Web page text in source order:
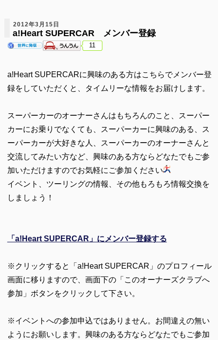
2012年3月15日
a!Heart SUPERCAR メンバー登録
11
a!Heart SUPERCARに興味のある方はこちらでメンバー登
録をしていただくと、タイムリーな情報をお届けします。
スーパーカーのオーナーさんはもちろんのこと、スーパー
カーにお乗りでなくても、スーパーカーに興味のある、ス
ーパーカーが大好きな人、スーパーカーのオーナーさんと
交流してみたい方など、興味のある方ならどなたでもご参
加いただけますのでお気軽にご参加ください
イベント、ツーリングの情報、その他もろもろ情報交換を
しましょう！
「a!Heart SUPERCAR」にメンバー登録する
※クリックすると「a!Heart SUPERCAR」のプロフィール
画面に移りますので、画面下の「このオーナーズクラブへ
参加」ボタンをクリックして下さい。
※イベントへの参加申込ではありません。お間違えの無い
ようにお願いします。興味のある方ならどなたでもご参加